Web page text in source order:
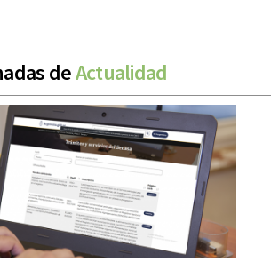
deActualidad